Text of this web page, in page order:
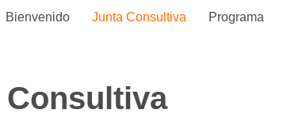
Bienvenido Junta Consultiva Programa